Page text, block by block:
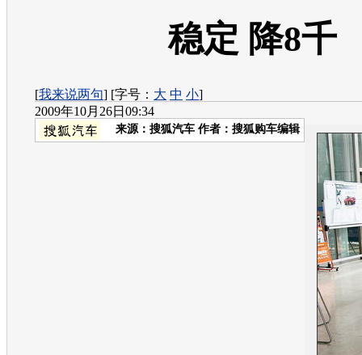
稳定 降8千
[我来说两句] [字号： 大 中 小]
2009年10月26日09:34
来源： 搜狐汽车 作者：搜狐购车编辑